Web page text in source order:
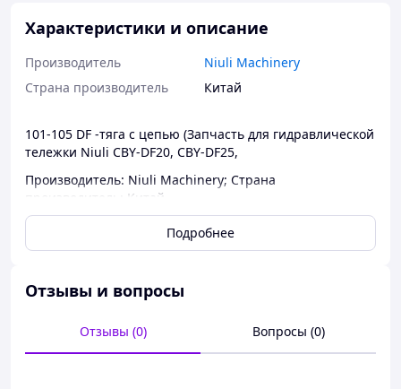
Характеристики и описание
Производитель
Niuli Machinery
Страна производитель
Китай
101-105 DF -тяга с цепью (Запчасть для гидравлической
тележки Niuli CBY-DF20, CBY-DF25,
Производитель: Niuli Machinery; Страна
производитель: Китай
Подробнее
Отзывы и вопросы
Отзывы (0) Вопросы (0)